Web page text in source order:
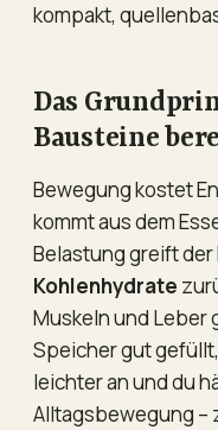
kompakt,
Das
Bausteine
Bewegung kostet
kommt aus dem
Belastung greift der
Kohlenhydrate
Muskeln und Leber
Speicher gut
leichter an und du
Alltagsbewegung –